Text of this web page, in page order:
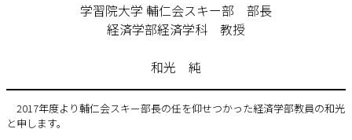
学習院大学 輔仁会スキー部 部長
経済学部経済学科 教授
和光 純
2017年度より輔仁会スキー部長の任を仰せつかった経済学部教員の和光
と申します。